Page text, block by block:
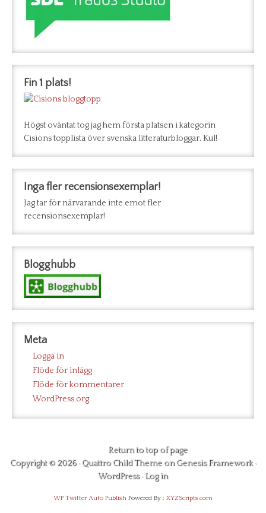
Fin 1 plats!
Högst oväntat tog jag hem första platsen i kategorin
Cisions topplista över svenska litteraturbloggar. Kul!
Inga fler recensionsexemplar!
Jag tar för närvarande inte emot fler
recensionsexemplar!
Blogghubb
Meta
Logga in
Flöde för inlägg
Flöde för kommentarer
WordPress.org
Return to top of page
Copyright © 2026 ·Quattro Child ThemeonGenesis Framework·
WordPress·Log in
WP Twitter Auto Publish Powered By : XYZScripts.com